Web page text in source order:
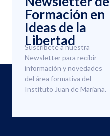
Formación en
Ideas de la
Libertad
Suscríbete a nuestra
Newsletter para recibir
información y novedades
del área formativa del
Instituto Juan de Mariana.